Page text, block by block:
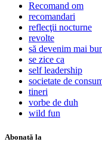
Recomand om
recomandari
reflecţii nocturne
revolte
să devenim mai
se zice ca
self leadership
societate de
tineri
vorbe de duh
wild fun
Abonată la